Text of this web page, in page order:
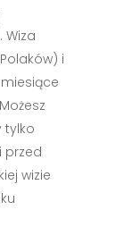
]. Wiza
i
tylko
przed
wizie